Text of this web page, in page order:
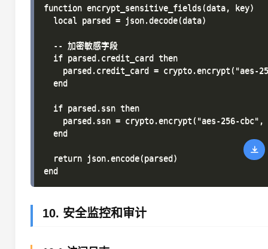
function encrypt_sensitive_fields(data, key)
  local parsed = json.decode(data)
  -- 加密敏感字段
  if parsed.credit_card then
parsed.credit_card = crypto.encrypt("aes-
  end
  if parsed.ssn then
parsed.ssn = crypto.encrypt("aes-256-cbc",
  end
  return json.encode(parsed)
10. 安全监控和审计